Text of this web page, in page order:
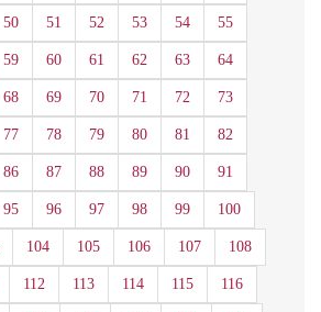
50 51 52 53 54 55
59 60 61 62 63 64
68 69 70 71 72 73
77 78 79 80 81 82
86 87 88 89 90 91
95 96 97 98 99 100
104 105 106 107 108
112 113 114 115 116